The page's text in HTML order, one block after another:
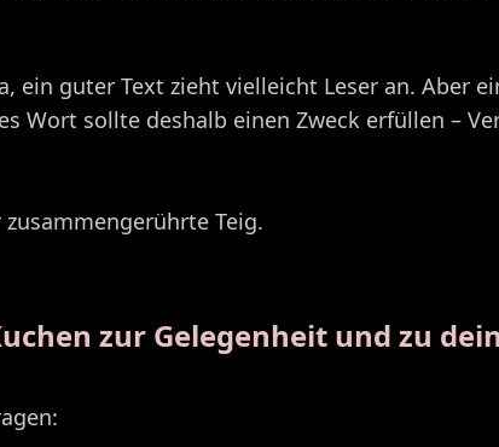
ein guter Text zieht vielleicht Leser an. Aber
Wort sollte deshalb einen Zweck erfüllen –
Teig.
zur Gelegenheit und zu